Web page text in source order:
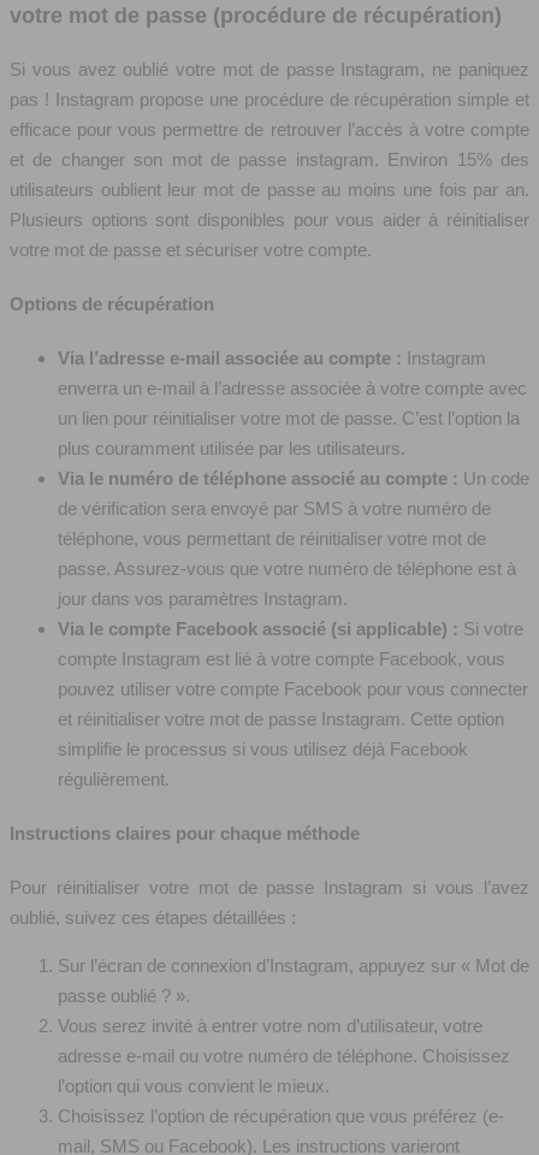
votre mot de passe (procédure de récupération)
Si vous avez oublié votre mot de passe Instagram, ne paniquez
pas ! Instagram propose une procédure de récupération simple et
efficace pour vous permettre de retrouver l’accès à votre compte
et de changer son mot de passe instagram. Environ 15% des
utilisateurs oublient leur mot de passe au moins une fois par an.
Plusieurs options sont disponibles pour vous aider à réinitialiser
votre mot de passe et sécuriser votre compte.
Options de récupération
Via l’adresse e-mail associée au compte : Instagram
enverra un e-mail à l’adresse associée à votre compte avec
un lien pour réinitialiser votre mot de passe. C’est l’option la
plus couramment utilisée par les utilisateurs.
Via le numéro de téléphone associé au compte : Un code
de vérification sera envoyé par SMS à votre numéro de
téléphone, vous permettant de réinitialiser votre mot de
passe. Assurez-vous que votre numéro de téléphone est à
jour dans vos paramètres Instagram.
Via le compte Facebook associé (si applicable) : Si votre
compte Instagram est lié à votre compte Facebook, vous
pouvez utiliser votre compte Facebook pour vous connecter
et réinitialiser votre mot de passe Instagram. Cette option
simplifie le processus si vous utilisez déjà Facebook
régulièrement.
Instructions claires pour chaque méthode
Pour réinitialiser votre mot de passe Instagram si vous l’avez
oublié, suivez ces étapes détaillées :
Sur l’écran de connexion d’Instagram, appuyez sur « Mot de
passe oublié ? ».
Vous serez invité à entrer votre nom d’utilisateur, votre
adresse e-mail ou votre numéro de téléphone. Choisissez
l’option qui vous convient le mieux.
Choisissez l’option de récupération que vous préférez (e-
mail, SMS ou Facebook). Les instructions varieront